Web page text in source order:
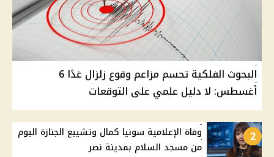
البحوث الفلكية تحسم مزاعم وقوع زلزال غدًا 6
أغسطس: لا دليل علمي على التوقعات
2
وفاة الإعلامية سونيا كمال وتشييع الجنازة اليوم
من مسجد السلام بمدينة نصر